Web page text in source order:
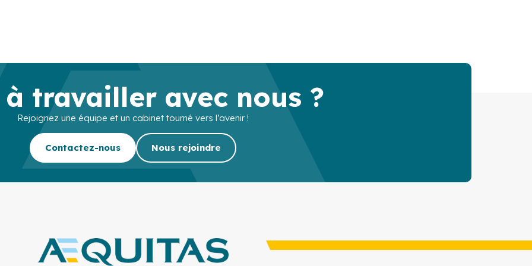
travailler avec nous ?
Rejoignez une équipe et un cabinet tourné vers l’avenir !
Contactez-nous Nous rejoindre